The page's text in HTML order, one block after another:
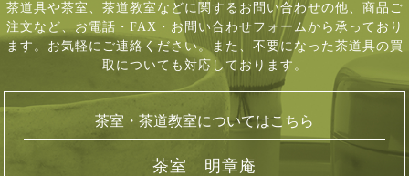
茶道具や茶室、茶道教室などに関するお問い合わせの他、商品ご
注文など、 お電話・FAX・お問い合わせフォームから承っており
ます。お気軽にご連絡ください。 また、不要になった茶道具の買
取についても対応しております。
茶室・茶道教室についてはこちら
茶室 明章庵